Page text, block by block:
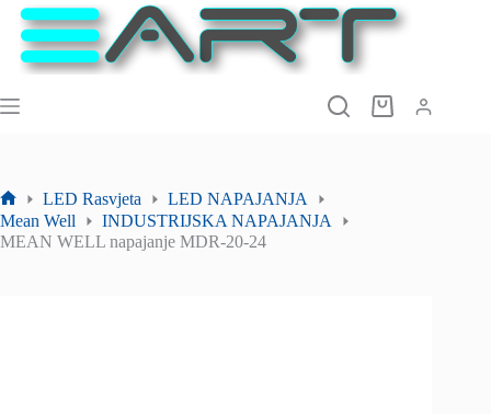
Preskoči
sadržaj
Košarica
Početna
stranica
LED Rasvjeta
LED NAPAJANJA
Mean Well
INDUSTRIJSKA NAPAJANJA
MEAN WELL napajanje MDR-20-24